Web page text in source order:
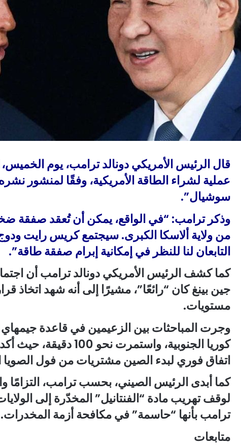
قال الرئيس الأمريكي دونالد ترامب، يوم
عملية لشراء الطاقة الأمريكية، وفقًا لمنشور
سوشيال”.
وذكر ترامب: “في الواقع، يمكن أن تُعقد صفقة
من ولاية ألاسكا الكبرى. سيجتمع كريس رايت
التابعان لنا للنظر في إمكانية إبرام صفقة طاقة”.
كما كشف الرئيس الأمريكي دونالد ترامب أن
جين بينغ كان “رائعًا”، مشيرًا إلى أنه شهد اتخاذ
مستويات.
وجرت المباحثات بين الزعيمين في قاعدة
كوريا الجنوبية، واستمرت
اتفاق فوري لبدء الصين مشتريات من فول الصويا
كما أبدى الرئيس الصيني، بحسب ترامب، التزامًا
لوقف تهريب مادة “الفنتانيل” المخدّرة إلى
ترامب بأنها “حاسمة” في مكافحة أزمة المخدرات.
متابعات